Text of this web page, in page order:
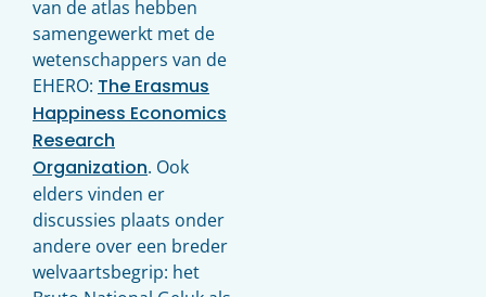
van de atlas hebben
samengewerkt met de
wetenschappers van de
EHERO: The Erasmus
Happiness Economics
Research
Organization. Ook
elders vinden er
discussies plaats onder
andere over een breder
welvaartsbegrip: het